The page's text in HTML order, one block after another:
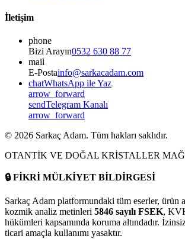
İletişim
phone
Bizi Arayın0532 630 88 77
mail
E-Postainfo@sarkacadam.com
chatWhatsApp ile Yaz
arrow_forward
sendTelegram Kanalı
arrow_forward
© 2026 Sarkaç Adam. Tüm hakları saklıdır.
OTANTİK VE DOĞAL KRİSTALLER
🔒FİKRİ MÜLKİYET BİLDİRGESİ
Sarkaç Adam platformundaki tüm eserler, ürün
kozmik analiz metinleri 5846 sayılı FSEK,
hükümleri kapsamında koruma altındadır.
ticari amaçla kullanımı yasaktır.